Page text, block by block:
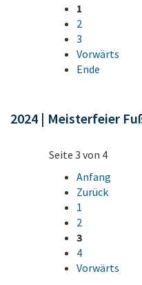
1
2
3
Vorwärts
Ende
2024 | Meisterfeier
Seite 3 von 4
Anfang
Zurück
1
2
3
4
Vorwärts